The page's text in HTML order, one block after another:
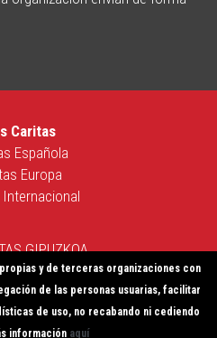
Caritas
Española
Europa
GIPUZKOA
de Cookies|Aviso Legal|
de Información
Donostia | Tel: 943 44 07 44 |
y de terceras organizaciones con
de las personas usuarias, facilitar
de uso, no recabando ni cediendo
información aquí